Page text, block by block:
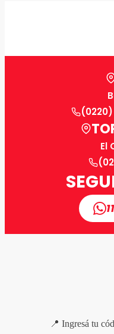
(0220)
El
📍 Ingresá tu